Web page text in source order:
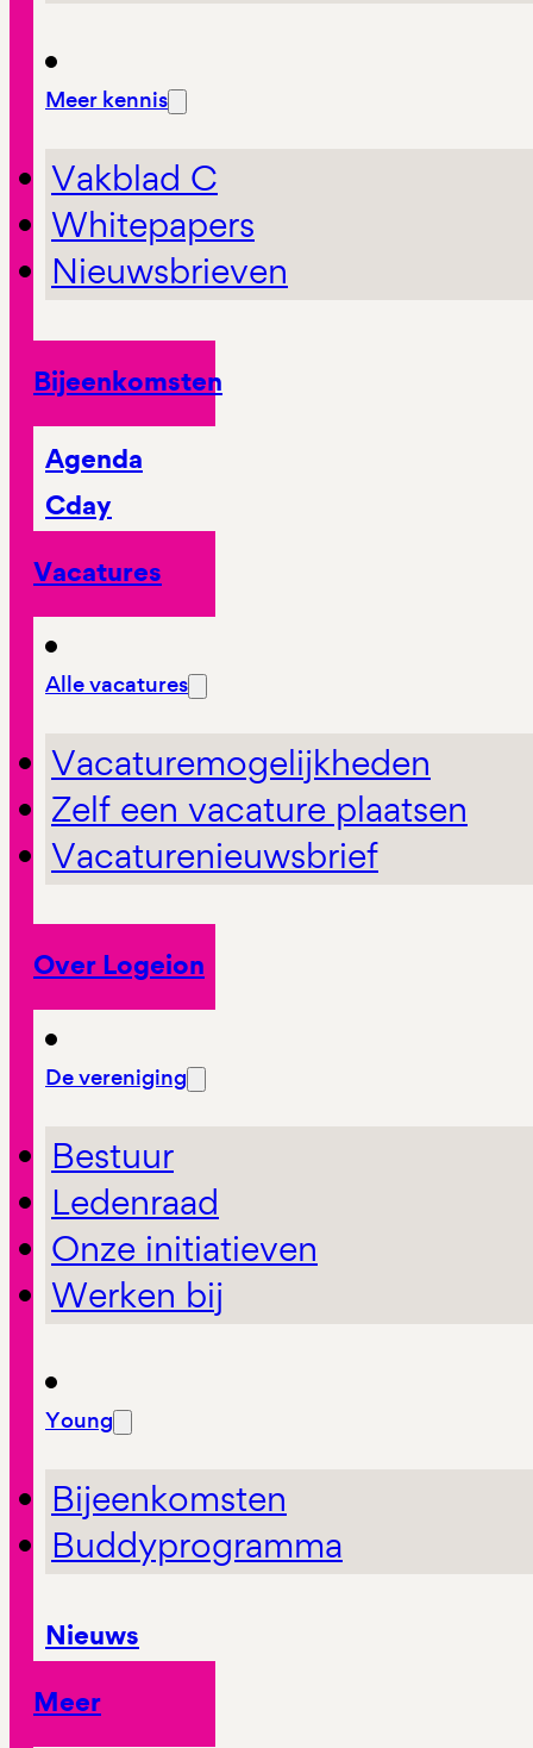
Meer kennis
Vakblad C
Whitepapers
Nieuwsbrieven
Bijeenkomsten
Agenda
Cday
Vacatures
Alle vacatures
Vacaturemogelijkheden
Zelf een vacature plaatsen
Vacaturenieuwsbrief
Over Logeion
De vereniging
Bestuur
Ledenraad
Onze initiatieven
Werken bij
Young
Bijeenkomsten
Buddyprogramma
Nieuws
Meer